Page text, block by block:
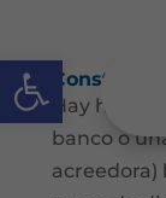
Abrir barra de
Hay
banco o
acreedora)